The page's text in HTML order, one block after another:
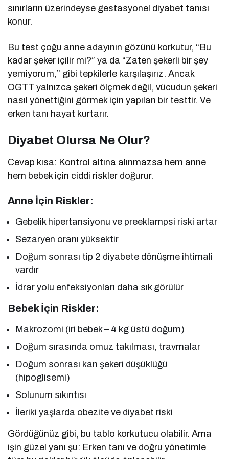
sınırların üzerindeyse gestasyonel diyabet tanısı
konur.
Bu test çoğu anne adayının gözünü korkutur, “Bu
kadar şeker içilir mi?” ya da “Zaten şekerli bir şey
yemiyorum,” gibi tepkilerle karşılaşırız. Ancak
OGTT yalnızca şekeri ölçmek değil, vücudun şekeri
nasıl yönettiğini görmek için yapılan bir testtir. Ve
erken tanı hayat kurtarır.
Diyabet Olursa Ne Olur?
Cevap kısa: Kontrol altına alınmazsa hem anne
hem bebek için ciddi riskler doğurur.
Anne İçin Riskler:
Gebelik hipertansiyonu ve preeklampsi riski artar
Sezaryen oranı yüksektir
Doğum sonrası tip 2 diyabete dönüşme ihtimali
vardır
İdrar yolu enfeksiyonları daha sık görülür
Bebek İçin Riskler:
Makrozomi (iri bebek – 4 kg üstü doğum)
Doğum sırasında omuz takılması, travmalar
Doğum sonrası kan şekeri düşüklüğü
(hipoglisemi)
Solunum sıkıntısı
İleriki yaşlarda obezite ve diyabet riski
Gördüğünüz gibi, bu tablo korkutucu olabilir. Ama
işin güzel yanı şu: Erken tanı ve doğru yönetimle